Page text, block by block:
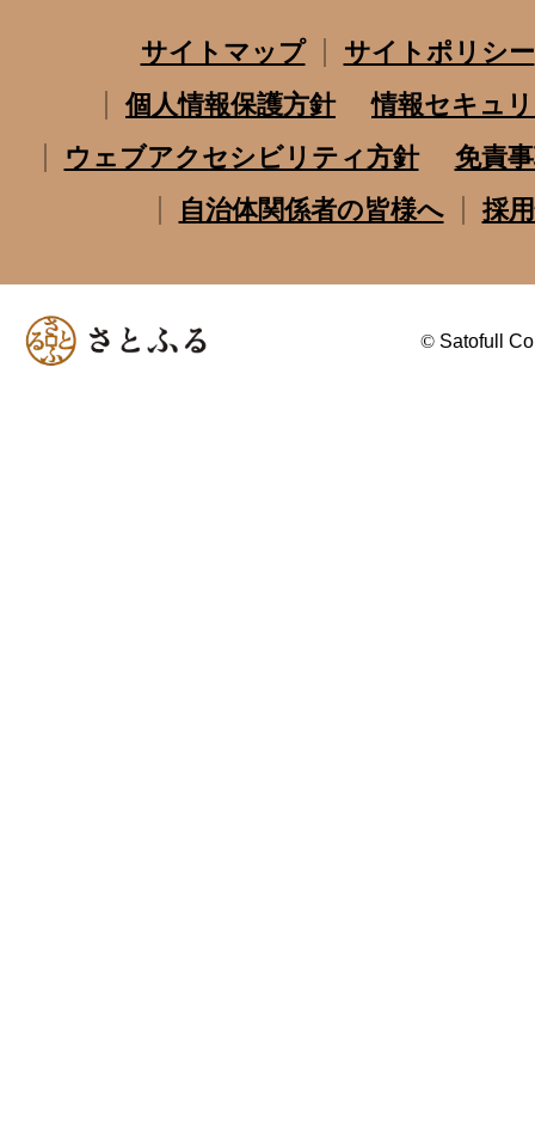
サイトマップ
サイトポリシー
個人情報保護方針
情報セキュ
ウェブアクセシビリティ方針
免責
自治体関係者の皆様へ
採
© Satofull